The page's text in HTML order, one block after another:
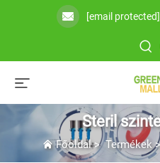
[email protected]
Steril
Főoldal>Termékek>